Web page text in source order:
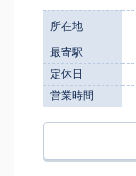
所在地
最寄駅
定休日
営業時間